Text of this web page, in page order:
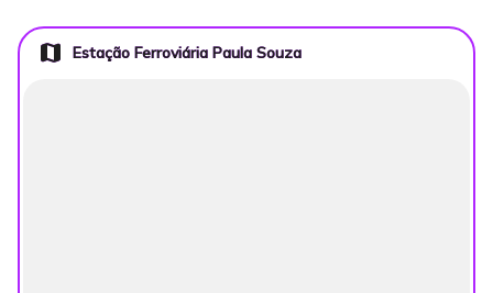
map Estação Ferroviária Paula Souza